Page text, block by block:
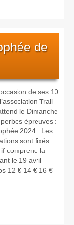
de
de ses 10
Trail
le Dimanche
épreuves :
2024 : Les
sont fixés
comprend la
le 19 avril
12 € 14 € 16 €